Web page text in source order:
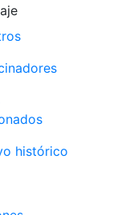
histórico